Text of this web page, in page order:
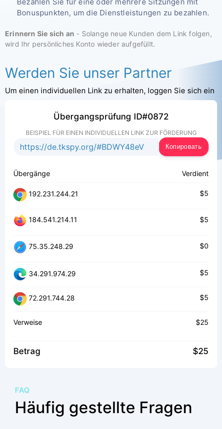
Bonuspunkten, um die Dienstleistungen zu bezahlen.
Erinnern Sie sich an - Solange neue Kunden dem Link folgen,
wird Ihr persönliches Konto wieder aufgefüllt.
Werden Sie unser Partner
Um einen individuellen Link zu erhalten, loggen Sie sich ein
Übergangsprüfung ID#0872
BEISPIEL FÜR EINEN INDIVIDUELLEN LINK ZUR FÖRDERUNG
Копировать
Übergänge Verdient
192.231.244.21 $5
184.541.214.11 $5
75.35.248.29 $0
34.291.974.29 $5
72.291.744.28 $5
Verweise $25
Betrag $25
FAQ
Häufig gestellte Fragen